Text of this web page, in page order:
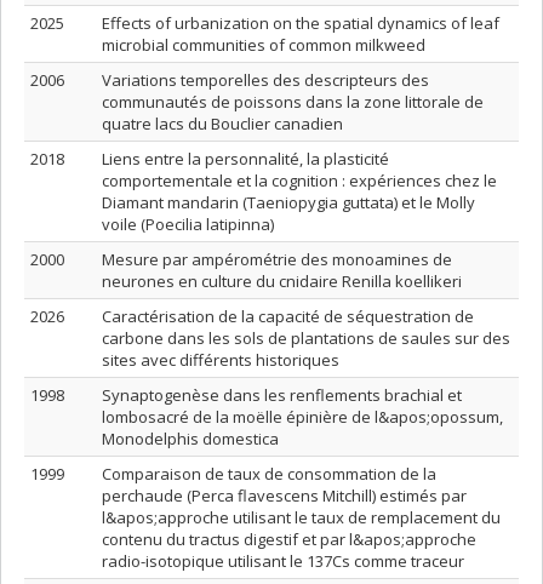
2025
Effects of urbanization on the spatial dynamics of leaf
microbial communities of common milkweed
2006
Variations temporelles des descripteurs des
communautés de poissons dans la zone littorale de
quatre lacs du Bouclier canadien
2018
Liens entre la personnalité, la plasticité
comportementale et la cognition : expériences chez le
Diamant mandarin (Taeniopygia guttata) et le Molly
voile (Poecilia latipinna)
2000
Mesure par ampérométrie des monoamines de
neurones en culture du cnidaire Renilla koellikeri
2026
Caractérisation de la capacité de séquestration de
carbone dans les sols de plantations de saules sur des
sites avec différents historiques
1998
Synaptogenèse dans les renflements brachial et
lombosacré de la moëlle épinière de l&apos;opossum,
Monodelphis domestica
1999
Comparaison de taux de consommation de la
perchaude (Perca flavescens Mitchill) estimés par
l&apos;approche utilisant le taux de remplacement du
contenu du tractus digestif et par l&apos;approche
radio-isotopique utilisant le 137Cs comme traceur